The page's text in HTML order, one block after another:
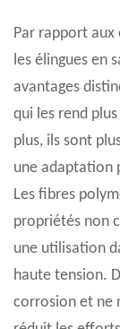
Par rapport aux
les élingues en
avantages
qui les rend
plus, ils sont
une adaptation
Les fibres
propriétés non
une utilisation
haute tension.
corrosion et ne